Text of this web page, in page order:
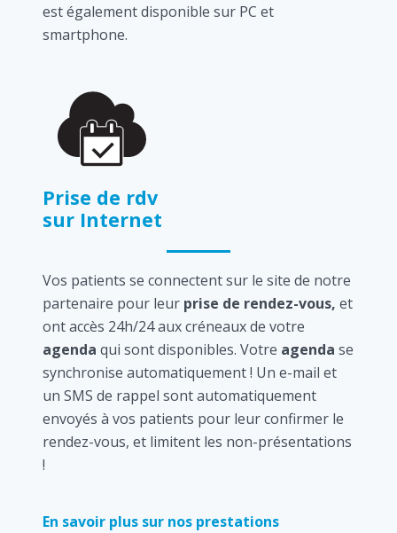
est également disponible sur PC et
smartphone.
Prise de rdv
sur Internet
Vos patients se connectent sur le site de notre
partenaire pour leur prise de rendez-vous, et
ont accès 24h/24 aux créneaux de votre
agenda qui sont disponibles. Votre agenda se
synchronise automatiquement ! Un e-mail et
un SMS de rappel sont automatiquement
envoyés à vos patients pour leur confirmer le
rendez-vous, et limitent les non-présentations
!
En savoir plus sur nos prestations